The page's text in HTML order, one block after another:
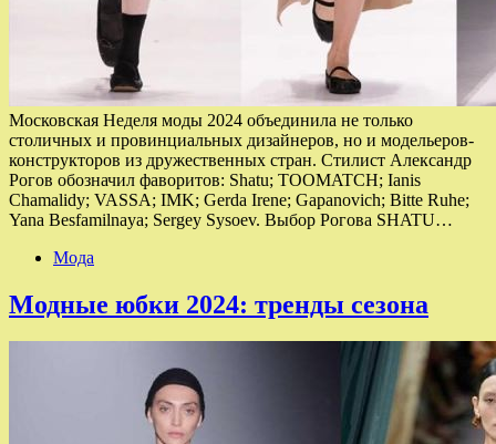
Московская Неделя моды 2024 объединила не только
столичных и провинциальных дизайнеров, но и модельеров-
конструкторов из дружественных стран. Стилист Александр
Рогов обозначил фаворитов: Shatu; TOOMATCH; Ianis
Chamalidy; VASSA; IMK; Gerda Irene; Gapanovich; Bitte Ruhe;
Yana Besfamilnaya; Sergey Sysoev. Выбор Рогова SHATU…
Мода
Модные юбки 2024: тренды сезона